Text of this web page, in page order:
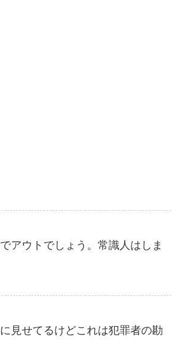
アウトでしょう。常識人はしま
見せてるけどこれは犯罪者の勘